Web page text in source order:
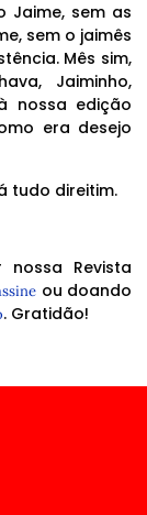
Jaime, sem as
sem o jaimês
Mês sim,
Jaiminho,
nossa edição
era desejo
tudo direitim.
Revista
ou doando
. Gratidão!